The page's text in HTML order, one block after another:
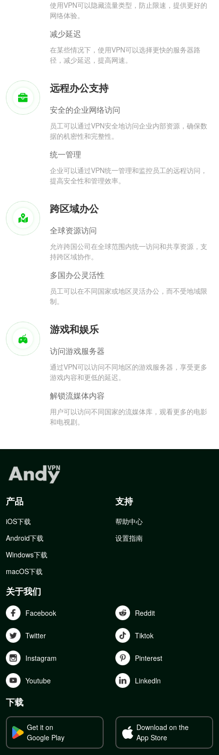
使用VPN可以隐藏流量类型，防止限速，提供更好的
网络体验。
减少延迟
在某些情况下，使用VPN可以选择更快的服务器路
径，减少延迟，提高网速。
远程办公支持
安全的企业网络访问
员工可以通过VPN安全地访问企业内部资源，确保数
据的机密性和完整性。
统一管理
企业可以通过VPN统一管理和监控员工的远程访问，
提高安全性和管理效率。
跨区域办公
全球资源访问
允许跨国公司在全球范围内统一访问和共享资源，支
持跨区域协作。
多国办公灵活性
员工可以在不同国家或地区灵活办公，而不受地域限
制。
游戏和娱乐
访问游戏服务器
通过VPN可以访问不同地区的游戏服务器，享受更多
游戏内容和更低的延迟。
解锁流媒体内容
用户可以访问不同国家的流媒体库，观看更多的电影
和电视剧。
产品
iOS下载
Android下载
Windows下载
macOS下载
支持
帮助中心
设置指南
关于我们
Facebook Reddit
Twitter Tiktok
Instagram Pinterest
Youtube Linkedln
下载
Get it on
Google Play
Download on the
App Store